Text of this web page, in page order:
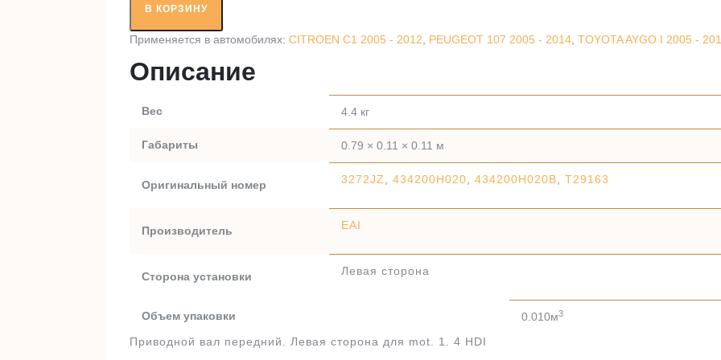
валВ КОРЗИНУ
Применяется в автомобилях: CITROEN C1 2005 - 2012 PEUGEOT 107 2005 - 2014 TOYOTA AYGO I 2005 -
Описание
Вес 4.4 кг
Габариты 0.79 × 0.11 × 0.11 м
Оригинальный номер 3272JZ 434200H020 434200H020B T29163
Производитель EAI
Сторона установки Левая сторона
Объем упаковки 0.010м3
Приводной вал передний. Левая сторона для mot. 1. 4 HDI